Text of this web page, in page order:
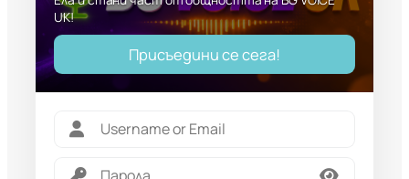
UK!
Присъедини се сега!